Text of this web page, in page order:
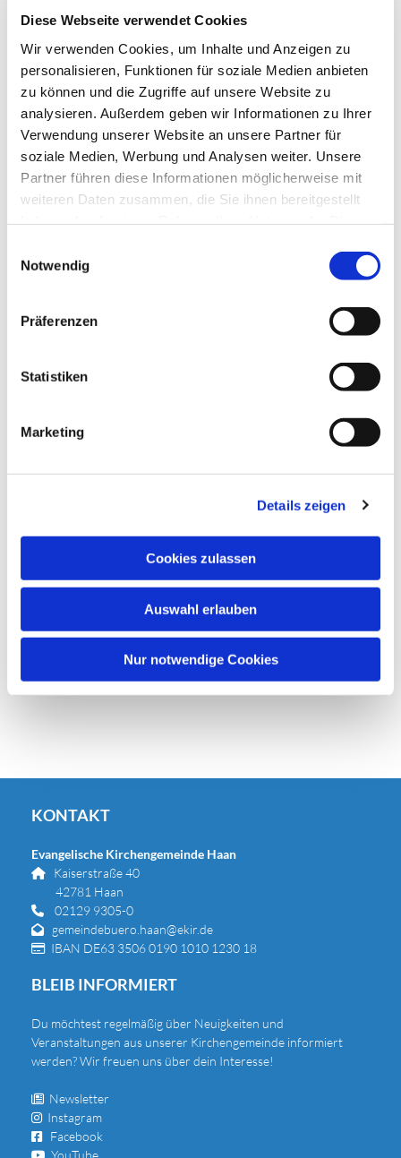
Diese Webseite verwendet Cookies
Wir verwenden Cookies, um Inhalte und Anzeigen zu
personalisieren, Funktionen für soziale Medien anbieten
zu können und die Zugriffe auf unsere Website zu
analysieren. Außerdem geben wir Informationen zu Ihrer
Verwendung unserer Website an unsere Partner für
soziale Medien, Werbung und Analysen weiter. Unsere
Partner führen diese Informationen möglicherweise mit
weiteren Daten zusammen, die Sie ihnen bereitgestellt
Notwendig
Präferenzen
Statistiken
Marketing
Details zeigen
Cookies zulassen
Auswahl erlauben
Nur notwendige Cookies
Kapitel. Dabei geht es nicht nur darum, die
Botschaft und die Absicht des Evangelisten Lukas
zu verstehen, sondern auch eine Brücke zu den
heutigen Erfahrungen im Alltag, am Arbeitsplatz
und in der Familie zu schlagen. Information und
Leitung:Pfarrerin i.R. Gabriele Gummel, Email:
gabriele.gummel@ekir.de
KONTAKT
Evangelische Kirchengemeinde Haan

Kaiserstraße 40
42781 Haan
 02129 9305-0
 gemeindebuero.haan@ekir.de
 IBAN DE63 3506 0190 1010 1230 18
BLEIB INFORMIERT
Du möchtest regelmäßig über Neuigkeiten und
Veranstaltungen aus unserer Kirchengemeinde informiert
werden? Wir freuen uns über dein Interesse!
 Newsletter
 Instagram
 Facebook